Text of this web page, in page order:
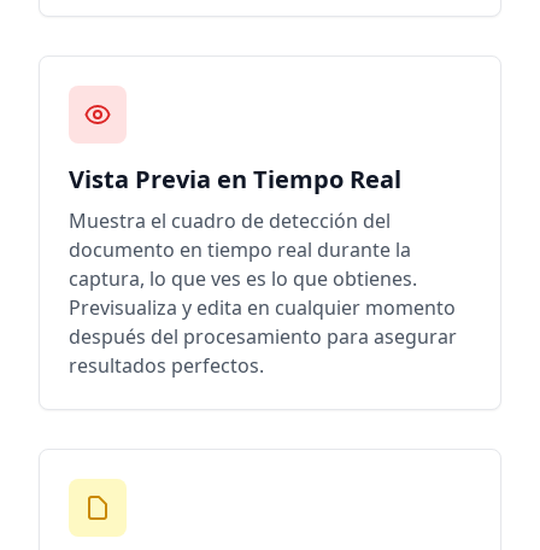
Vista Previa en Tiempo Real
Muestra el cuadro de detección del
documento en tiempo real durante la
captura, lo que ves es lo que obtienes.
Previsualiza y edita en cualquier momento
después del procesamiento para asegurar
resultados perfectos.